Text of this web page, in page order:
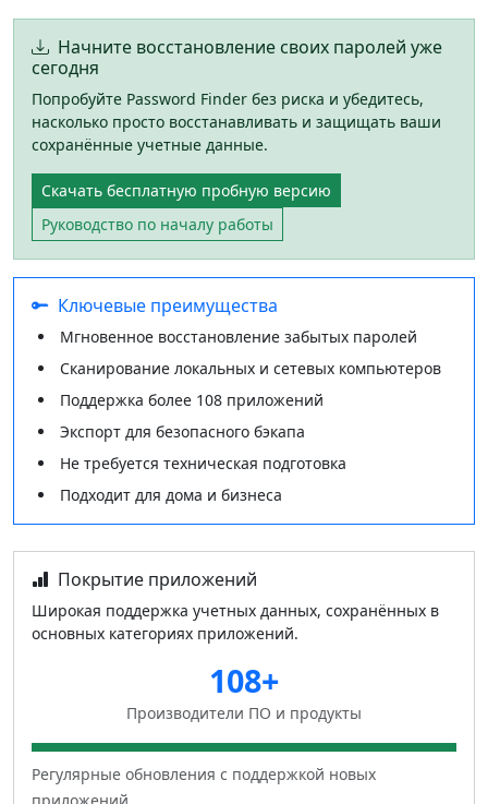
Начните восстановление своих паролей уже
сегодня
Попробуйте Password Finder без риска и убедитесь,
насколько просто восстанавливать и защищать ваши
сохранённые учетные данные.
Скачать бесплатную пробную версию
Руководство по началу работы
Ключевые преимущества
Мгновенное восстановление забытых паролей
Сканирование локальных и сетевых компьютеров
Поддержка более 108 приложений
Экспорт для безопасного бэкапа
Не требуется техническая подготовка
Подходит для дома и бизнеса
Покрытие приложений
Широкая поддержка учетных данных, сохранённых в
основных категориях приложений.
108+
Производители ПО и продукты
Регулярные обновления с поддержкой новых